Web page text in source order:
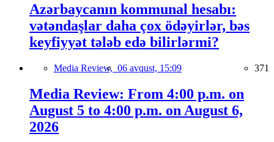
Azərbaycanın kommunal hesabı:
vətəndaşlar daha çox ödəyirlər, bəs
keyfiyyət tələb edə bilirlərmi?
Media Review, 06 avqust, 15:09 371
Media Review: From 4:00 p.m. on
August 5 to 4:00 p.m. on August 6,
2026